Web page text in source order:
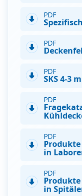
PDF
PDF
PDF
SKS 4-3
PDF
PDF
in
PDF
in